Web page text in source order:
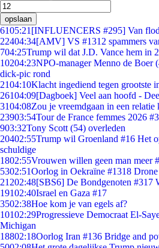
opslaan
6105:21 [INFLUENCERS #295] Van
22404:34[AMV] VS #1312 spammers
704:25Trump wil dat J.D. Vance hem in
10204:23NPO-manager Menno de Boer
dick-pic rond
2104:10Klacht ingediend tegen grootste
26104:09[Dagboek] Veel aan hoofd -
3104:08Zou je vreemdgaan in een relatie
23903:54Tour de France femmes 2026
903:32Tony Scott (54) overleden
20402:55Trump wil Groenland #16 Het
schuldige
1802:55Vrouwen willen geen man meer
5302:51Oorlog in Oekraïne #1318
21202:48[SBS6] De Bondgenoten #317
19102:40Israel en Gaza #17
3502:38Hoe kom je van egels af?
10102:29Progressieve Democraat El-
Michigan
18802:18Oorlog Iran #136 Bridge and